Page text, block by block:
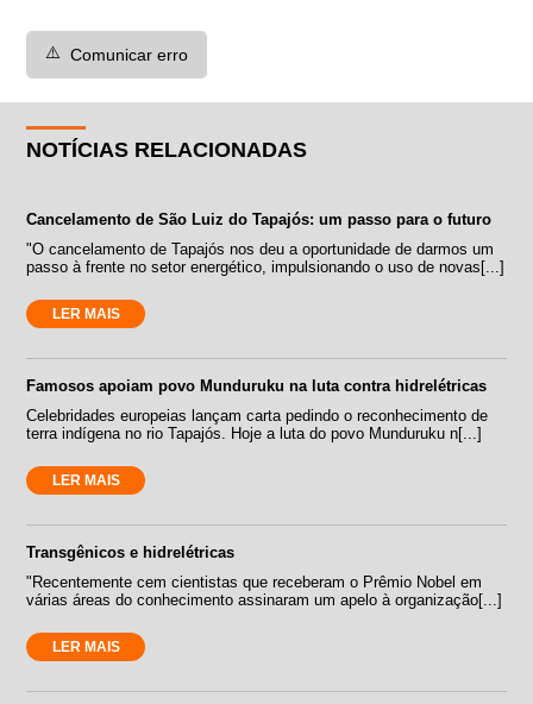
⚠️ Comunicar erro
NOTÍCIAS RELACIONADAS
Cancelamento de São Luiz do Tapajós: um passo para o futuro
"O cancelamento de Tapajós nos deu a oportunidade de darmos um
passo à frente no setor energético, impulsionando o uso de novas[...]
LER MAIS
Famosos apoiam povo Munduruku na luta contra hidrelétricas
Celebridades europeias lançam carta pedindo o reconhecimento de
terra indígena no rio Tapajós. Hoje a luta do povo Munduruku n[...]
LER MAIS
Transgênicos e hidrelétricas
"Recentemente cem cientistas que receberam o Prêmio Nobel em
várias áreas do conhecimento assinaram um apelo à organização[...]
LER MAIS